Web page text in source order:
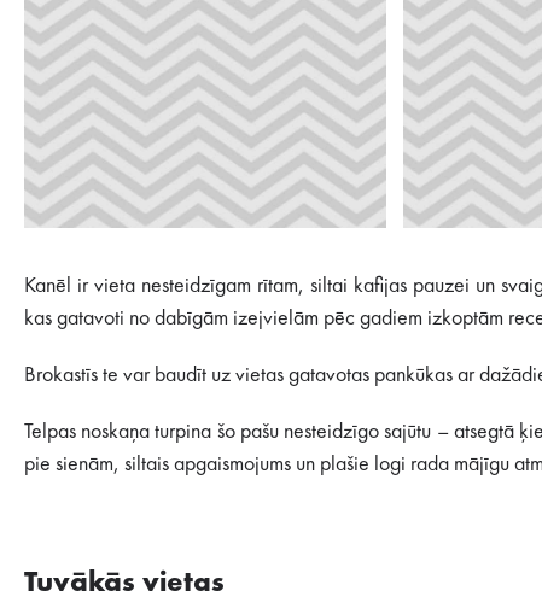
Kanēl ir vieta nesteidzīgam rītam, siltai kafijas pauzei un
kas gatavoti no dabīgām izejvielām pēc gadiem izkoptām
Brokastīs te var baudīt uz vietas gatavotas pankūkas ar
Telpas noskaņa turpina šo pašu nesteidzīgo sajūtu – atsegtā
pie sienām, siltais apgaismojums un plašie logi rada mājīgu
Tuvākās vietas